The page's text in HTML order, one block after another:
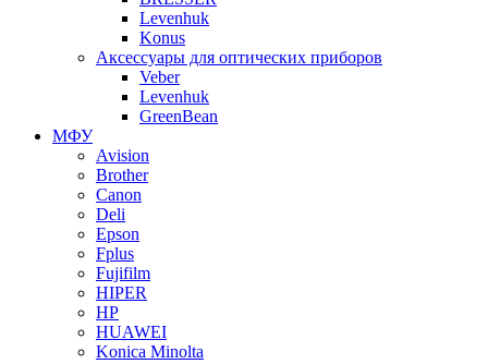
Levenhuk
Konus
Аксессуары для оптических приборов
Veber
Levenhuk
GreenBean
МФУ
Avision
Brother
Canon
Deli
Epson
Fplus
Fujifilm
HIPER
HP
HUAWEI
Konica Minolta